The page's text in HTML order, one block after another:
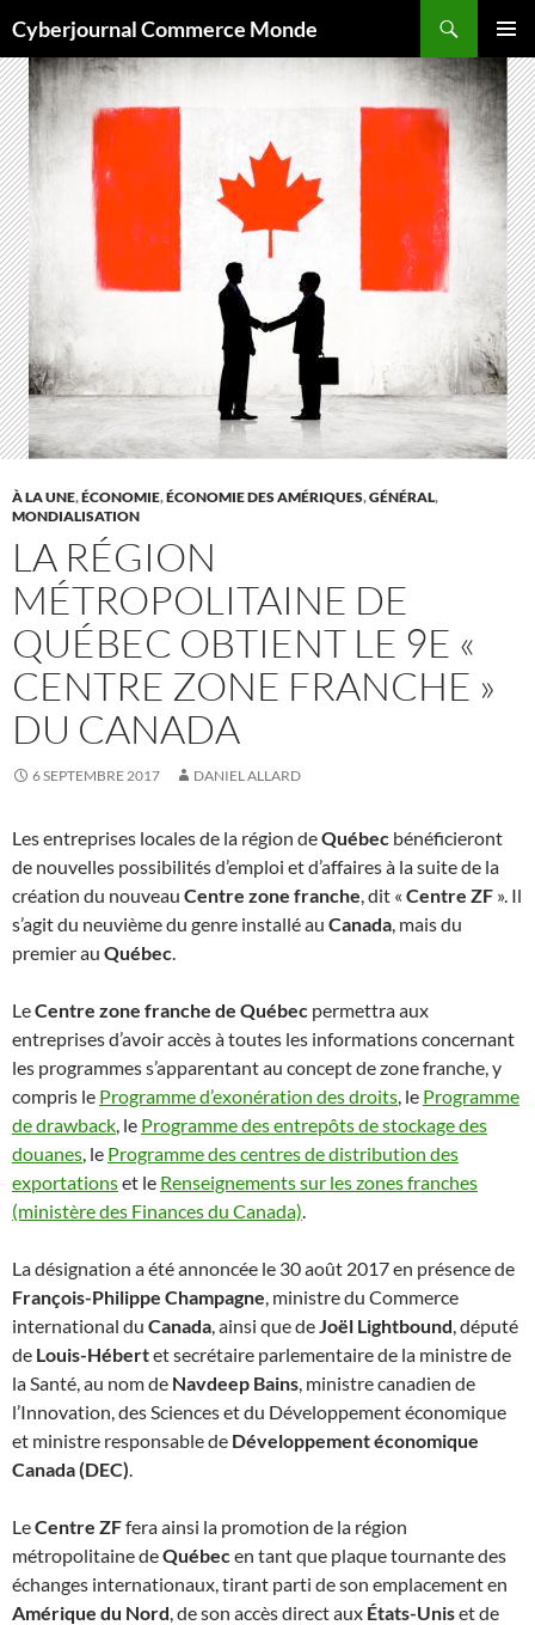
au
contenu
Cyberjournal Commerce Monde
MENU
À LA UNE,ÉCONOMIE,ÉCONOMIE DES AMÉRIQUES,GÉNÉRAL,
MONDIALISATION
LA RÉGION
MÉTROPOLITAINE DE
QUÉBEC OBTIENT LE 9E «
CENTRE ZONE FRANCHE »
DU CANADA
6 SEPTEMBRE 2017 DANIEL ALLARD
Les entreprises locales de la région deQuébec bénéficieront
de nouvelles possibilités d’emploi et d’affaires à la suite de la
création du nouveau Centre zone franche, dit « Centre ZF ». Il
s’agit du neuvième du genre installé au Canada, mais du
premier au Québec.
LeCentre zone franche de Québec permettra aux
entreprises d’avoir accès à toutes les informations concernant
les programmes s’apparentant au concept de zone franche, y
compris le Programme d’exonération des droits, le Programme
de drawback, le Programme des entrepôts de stockage des
douanes, le Programme des centres de distribution des
exportationset le Renseignements sur les zones franches
(ministère des Finances du Canada).
La désignation a été annoncée le 30 août 2017 en présence de
François-Philippe Champagne, ministre du Commerce
international du Canada, ainsi que deJoël Lightbound, député
de Louis-Hébertet secrétaire parlementaire de la ministre de
la Santé, au nom de Navdeep Bains, ministre canadien de
l’Innovation, des Sciences et du Développement économique
et ministre responsable de Développement économique
Canada (DEC).
LeCentre ZFfera ainsi la promotion de la région
métropolitaine deQuébecen tant que plaque tournante des
échanges internationaux, tirant parti de son emplacement en
Amérique du Nord, de son accès direct aux États-Uniset de